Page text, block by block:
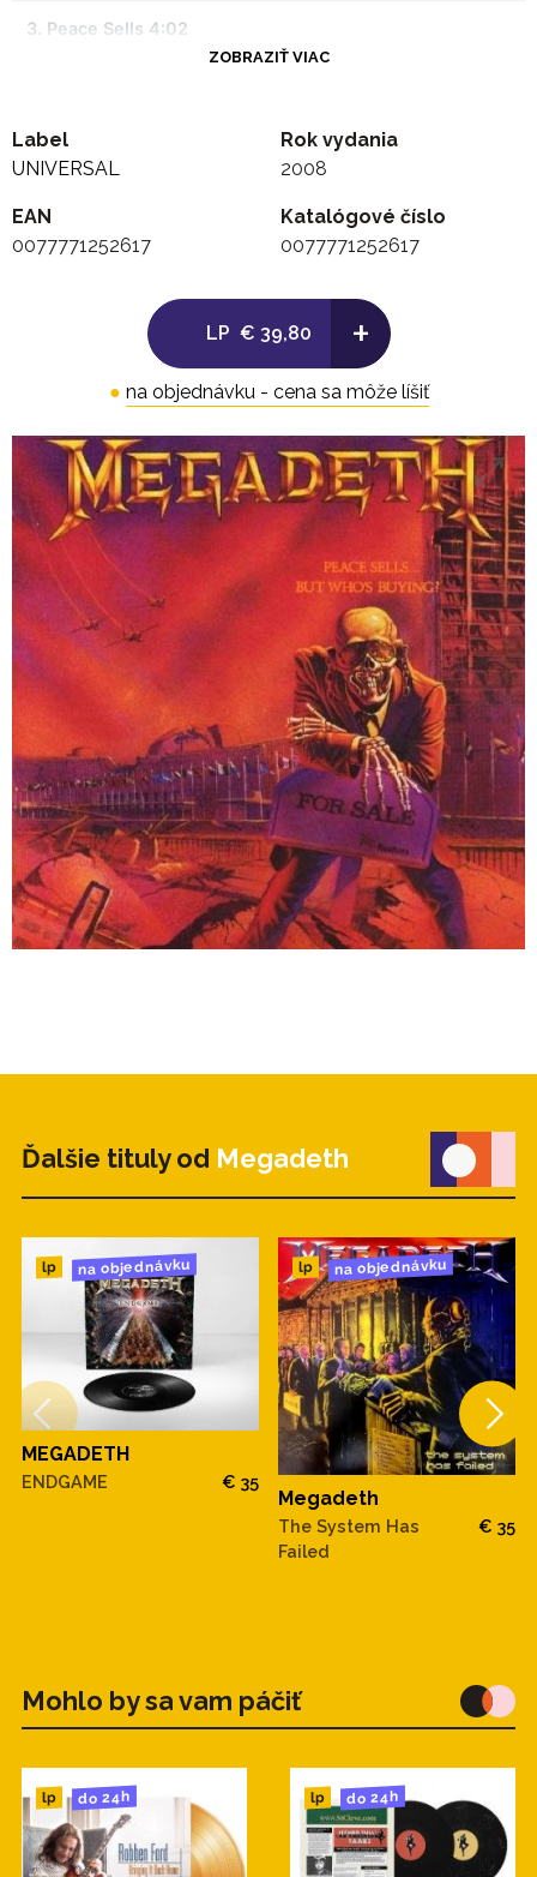
3. Peace Sells 4:02
.
5. Good Mourning / Black Friday 6:39
6. Bad Omen 4:03
7. I Ain't Superstitious 2:45
ZOBRAZIŤ VIAC
Label
UNIVERSAL
Rok vydania
2008
EAN
0077771252617
Katalógové číslo
0077771252617
LP € 39,80 +
● na objednávku - cena sa môže líšiť
Ďalšie tituly od Megadeth
lp na objednávku
MEGADETH
ENDGAME € 35
lp na objednávku
Megadeth
The System Has
Failed
€ 35
Mohlo by sa vam páčiť
lp do 24h lp do 24h